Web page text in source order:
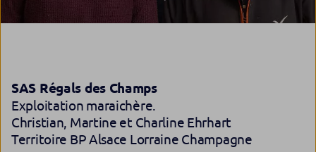
SAS Régals des Champs
Exploitation maraichère.
Christian, Martine et Charline Ehrhart
Territoire BP Alsace Lorraine Champagne